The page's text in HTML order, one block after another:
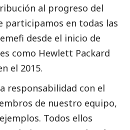
al progreso del
participamos en todas las
desde el inicio de
como Hewlett Packard
el 2015.
responsabilidad con el
de nuestro equipo,
Todos ellos